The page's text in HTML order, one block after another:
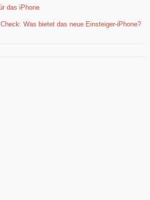
das iPhone
Was bietet das neue Einsteiger-iPhone?